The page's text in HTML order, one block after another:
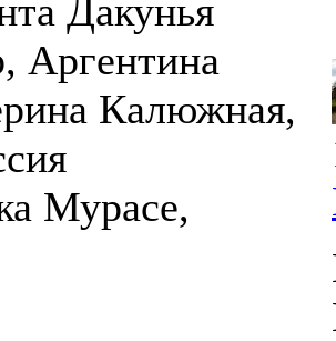
Дакунья
Аргентина
Калюжная,
Мурасе,